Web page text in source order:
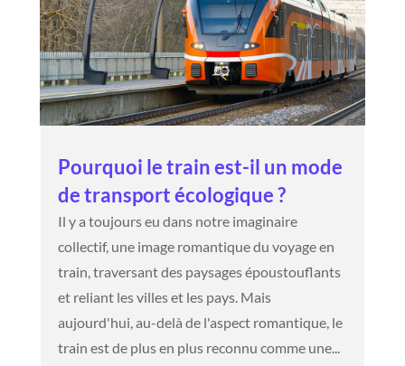
Pourquoi le train est-il un mode
de transport écologique ?
Il y a toujours eu dans notre imaginaire
collectif, une image romantique du voyage en
train, traversant des paysages époustouflants
et reliant les villes et les pays. Mais
aujourd'hui, au-delà de l'aspect romantique, le
train est de plus en plus reconnu comme une...